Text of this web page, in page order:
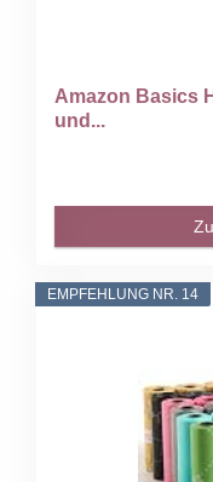
Amazon Basics
und...
EMPFEHLUNG NR. 14